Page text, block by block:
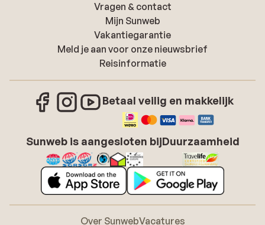
Vragen & contact
Mijn Sunweb
Vakantiegarantie
Meld je aan voor onze nieuwsbrief
Reisinformatie
Betaal veilig en makkelijk
Sunweb is aangesloten bijDuurzaamheid
Over SunwebVacatures